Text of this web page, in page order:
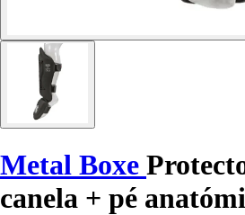
Metal Boxe
canela + pé